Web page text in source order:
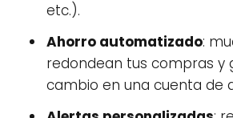
etc.).
Ahorro automatizado:
redondean tus compras y
cambio en una cuenta de